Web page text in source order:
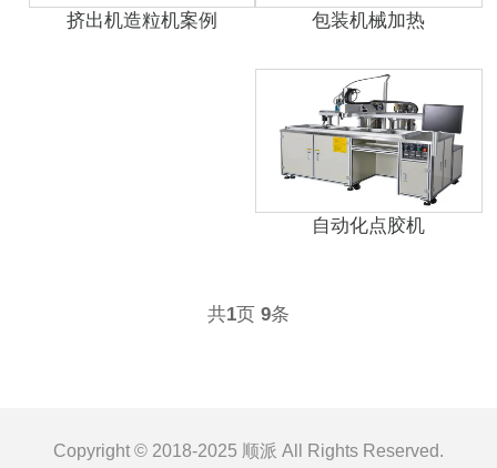
包装机械加热
挤出机造粒机案例
自动化点胶机
共1页 9条
Copyright © 2018-2025 顺派 All Rights Reserved.